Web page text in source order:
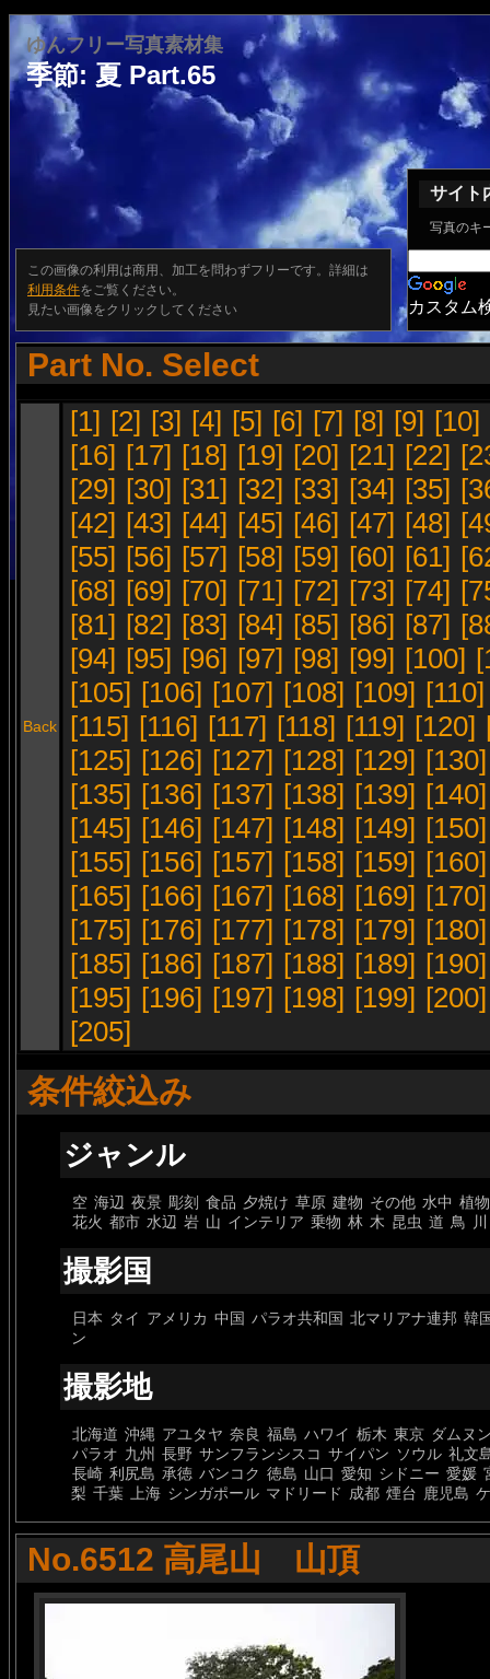
ゆんフリー写真素材集
季節: 夏 Part.65
この画像の利用は商用、加工を問わずフリーです。詳細は
利用条件をご覧ください。
見たい画像をクリックしてください
サイト
写真のキ
カスタム
Part No. Select
Back
[1] [2] [3] [4] [5] [6] [7] [8] [9] [10]
[16] [17] [18] [19] [20] [21] [22]
[29] [30] [31] [32] [33] [34] [35]
[42] [43] [44] [45] [46] [47] [48]
[55] [56] [57] [58] [59] [60] [61]
[68] [69] [70] [71] [72] [73] [74]
[81] [82] [83] [84] [85] [86] [87]
[94] [95] [96] [97] [98] [99] [100]
[105] [106] [107] [108] [109] [110]
[115] [116] [117] [118] [119] [120]
[125] [126] [127] [128] [129] [130]
[135] [136] [137] [138] [139] [140]
[145] [146] [147] [148] [149] [150]
[155] [156] [157] [158] [159] [160]
[165] [166] [167] [168] [169] [170]
[175] [176] [177] [178] [179] [180]
[185] [186] [187] [188] [189] [190]
[195] [196] [197] [198] [199] [200]
[205]
条件絞込み
ジャンル
空 海辺 夜景 彫刻 食品 夕焼け 草原 建物 その他 水中 植物
花火 都市 水辺 岩 山 インテリア 乗物 林 木 昆虫 道 鳥 川
撮影国
日本 タイ アメリカ 中国 パラオ共和国 北マリアナ連邦 韓
ン
撮影地
北海道 沖縄 アユタヤ 奈良 福島 ハワイ 栃木 東京 ダムヌ
パラオ 九州 長野 サンフランシスコ サイパン ソウル 礼文
長崎 利尻島 承徳 バンコク 徳島 山口 愛知 シドニー 愛媛
梨 千葉 上海 シンガポール マドリード 成都 煙台 鹿児島
No.6512 高尾山 山頂